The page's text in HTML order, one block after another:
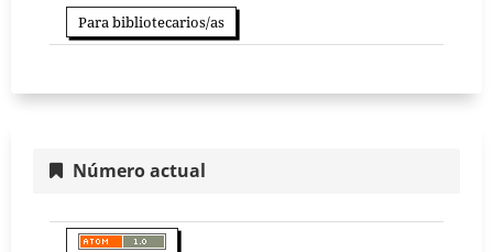
Para bibliotecarios/as
Número actual